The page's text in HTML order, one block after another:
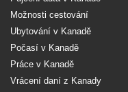
Možnosti cestování
Ubytování v Kanadě
Počasí v Kanadě
Práce v Kanadě
Vrácení daní z Kanady